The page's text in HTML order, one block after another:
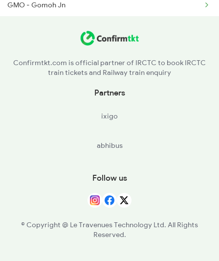
GMO - Gomoh Jn
PSB - Parsabad
RFJ - Rafiganj
Confirmtkt.com is official partner of IRCTC to book IRCTC
train tickets and Railway train enquiry
Partners
ixigo
abhibus
Follow us
© Copyright @ Le Travenues Technology Ltd. All Rights
Reserved.